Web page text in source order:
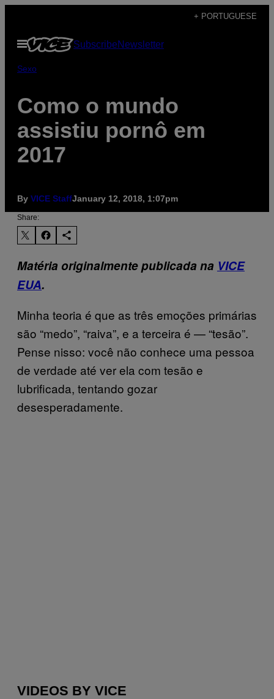
content
+ PORTUGUESE
Open
Menu
SubscribeNewsletter
Sexo
Como o mundo
assistiu pornô em
2017
By VICE StaffJanuary 12, 2018, 1:07pm
Share:
Matéria originalmente publicada na VICE
EUA.
Minha teoria é que as três emoções primárias
são “medo”, “raiva”, e a terceira é — “tesão”.
Pense nisso: você não conhece uma pessoa
de verdade até ver ela com tesão e
lubrificada, tentando gozar
desesperadamente.
VIDEOS BY VICE